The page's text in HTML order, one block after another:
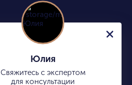
Юлия
Свяжитесь с экспертом
для консультации